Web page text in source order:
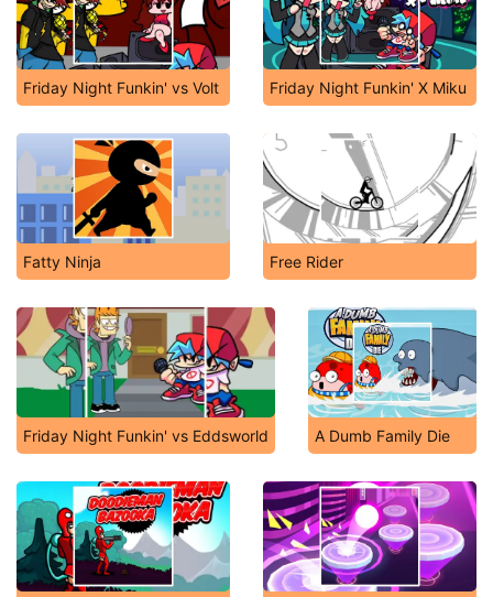
Friday Night Funkin' vs Volt Friday Night Funkin' X Miku
Fatty Ninja Free Rider
Friday Night Funkin' vs Eddsworld A Dumb Family Die